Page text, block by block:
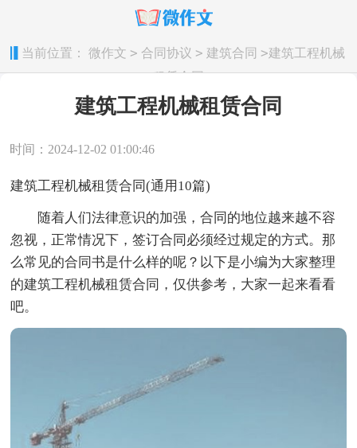
当前位置： 微作文 > 合同协议 > 建筑合同 >建筑工程机械
租赁合同
建筑工程机械租赁合同
时间：2024-12-02 01:00:46
建筑工程机械租赁合同(通用10篇)
随着人们法律意识的加强，合同的地位越来越不容
忽视，正常情况下，签订合同必须经过规定的方式。那
么常见的合同书是什么样的呢？以下是小编为大家整理
的建筑工程机械租赁合同，仅供参考，大家一起来看看
吧。